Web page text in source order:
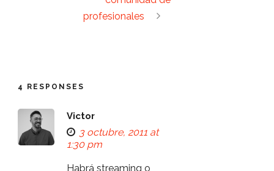
profesionales
4 RESPONSES
Victor
3 octubre, 2011 at
1:30 pm
Habrá streaming o